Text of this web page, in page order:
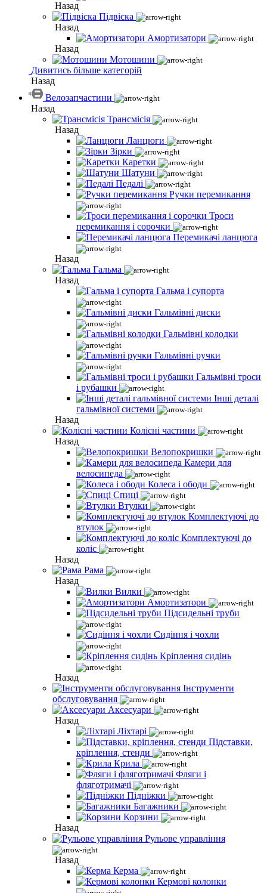
Назад
Підвіска
Назад
Амортизатори
Назад
Мотошини
Дивитись більше категорій
Назад
Велозапчастини
Назад
Трансмісія
Назад
Ланцюги
Зірки
Каретки
Шатуни
Педалі
Ручки перемикання
Троси
перемикання і сорочки
Перемикачі ланцюга
Назад
Гальма
Назад
Гальма і супорта
Гальмівні диски
Гальмівні колодки
Гальмівні ручки
Гальмівні троси
і рубашки
Інші деталі
гальмівної системи
Назад
Колісні частини
Назад
Велопокришки
Камери для
велосипеда
Колеса і ободи
Спиці
Втулки
Комплектуючі до
втулок
Комплектуючі до
коліс
Назад
Рама
Назад
Вилки
Амортизатори
Підсидельні труби
Сидіння і чохли
Кріплення сидінь
Назад
Інструменти
обслуговування
Аксесуари
Назад
Ліхтарі
Підставки,
кріплення, стенди
Крила
Фляги і
фляготримачі
Підніжки
Багажники
Корзини
Назад
Рульове управління
Назад
Керма
Кермові колонки